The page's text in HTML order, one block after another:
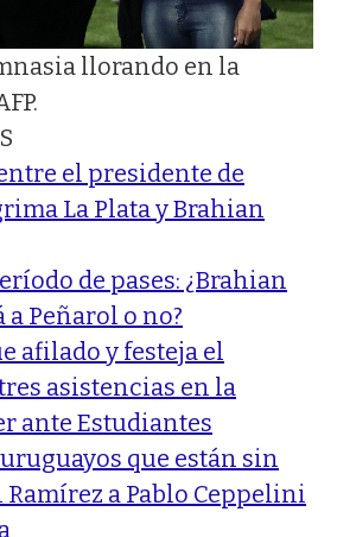
llorando en la
el presidente de
La Plata y Brahian
de pases: ¿Brahian
Peñarol o no?
afilado y festeja el
asistencias en la
ante Estudiantes
que están sin
Ramírez a Pablo Ceppelini